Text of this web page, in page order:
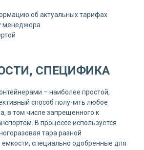
об актуальных тарифах
менеджера
СПЕЦИФИКА
– наиболее простой,
способ получить любое
в том числе запрещенного к
В процессе используется
тара разной
специально одобренные для